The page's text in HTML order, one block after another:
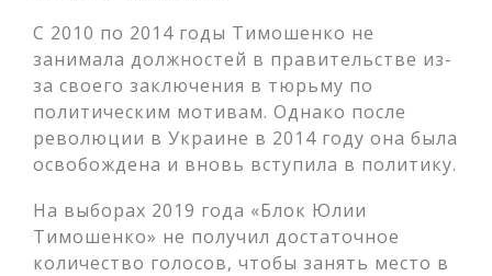
С 2010 по 2014 годы Тимошенко не
занимала должностей в правительстве из-
за своего заключения в тюрьму по
политическим мотивам. Однако после
революции в Украине в 2014 году она была
освобождена и вновь вступила в политику.
На выборах 2019 года «Блок Юлии
Тимошенко» не получил достаточное
количество голосов, чтобы занять место в